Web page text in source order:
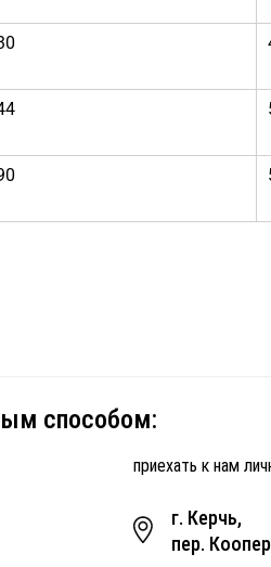
способом:
приехать к нам
г. Керчь,
пер.